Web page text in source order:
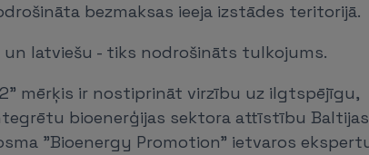
bezmaksas ieeja izstādes teritorijā.
latviešu - tiks nodrošināts tulkojums.
mērķis ir nostiprināt virzību uz ilgtspējīgu,
bioenerģijas sektora attīstību Baltijas
"Bioenergy Promotion" ietvaros